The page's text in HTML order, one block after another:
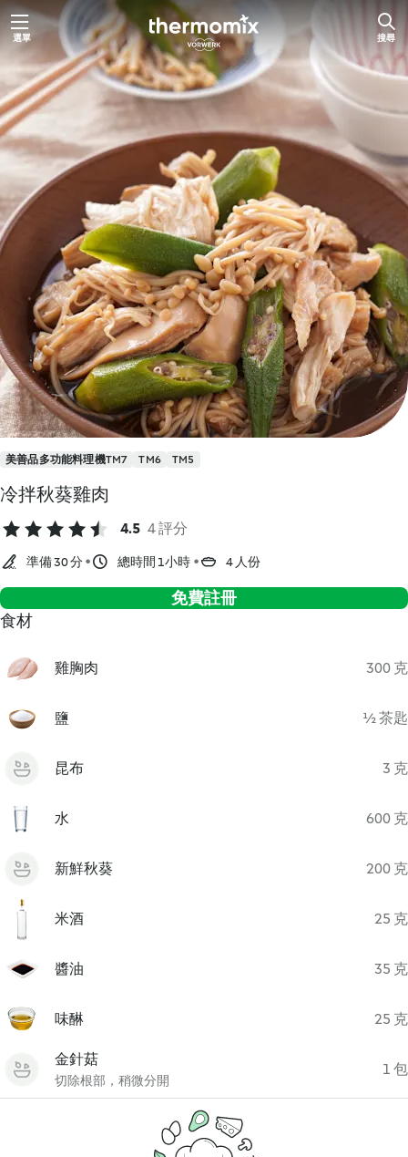
跳
至
主
要
內
容
選單 搜尋
美善品多功能料理機TM7 TM6 TM5
冷拌秋葵雞肉
4.5 4 評分
準備 30 分 總時間 1小時 4 人份
免費註冊
食材
雞胸肉 300 克
鹽 ½ 茶匙
昆布 3 克
水 600 克
新鮮秋葵 200 克
米酒 25 克
醬油 35 克
味醂 25 克
金針菇
切除根部，稍微分開
1 包